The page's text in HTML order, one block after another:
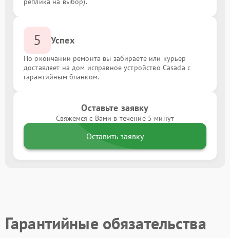
5 Успех
По окончании ремонта вы забираете или курьер
доставляет на дом исправное устройство Casada с
гарантийным бланком.
Оставьте заявку
Свяжемся с Вами в течение 5 минут
Оставить заявку
Гарантийные обязательства